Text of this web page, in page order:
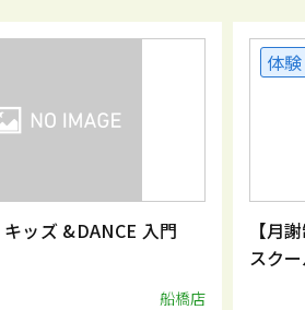
キッズ &DANCE 入門
船橋店
体験
【月
スク